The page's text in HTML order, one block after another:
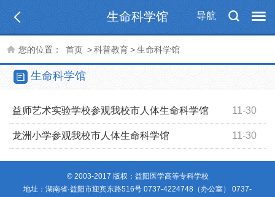
导航
生命科学馆
您的位置： 首页 >科普教育>生命科学馆
生命科学馆
11-30
益师艺术实验学校参观我校市人体生命科学馆
11-30
龙洲小学参观我校市人体生命科学馆
© 2003-2017 版权：益阳医学高等专科学校
地址：湖南省·益阳市迎宾东路516号 0737-4224748（办公室） 0737-